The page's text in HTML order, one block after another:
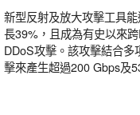
新型反射及放大攻擊工具
長39%，且成為有史以來
DDoS攻擊。該攻擊結合
擊來產生超過200 Gbps及